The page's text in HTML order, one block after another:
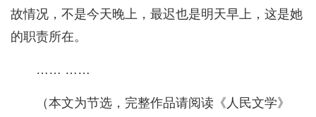
故情况，不是今天晚上，最迟也是明天早上，这是她
的职责所在。
…… ……
（本文为节选，完整作品请阅读《人民文学》